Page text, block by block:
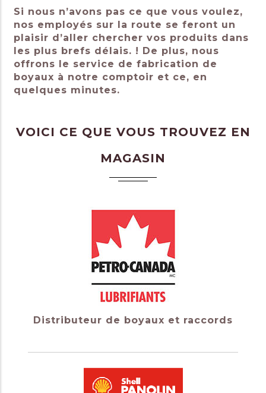
Si nous n’avons pas ce que vous voulez,
nos employés sur la route se feront un
plaisir d’aller chercher vos produits dans
les plus brefs délais. ! De plus, nous
offrons le service de fabrication de
boyaux à notre comptoir et ce, en
quelques minutes.
VOICI CE QUE VOUS TROUVEZ EN
MAGASIN
Distributeur de boyaux et raccords